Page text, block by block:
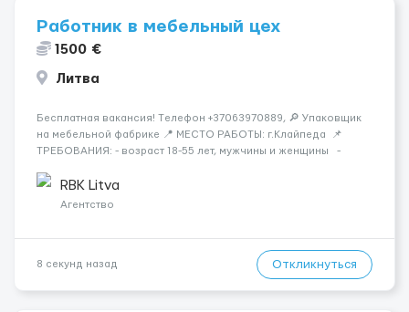
Работник в мебельный цех
1500 €
Литва
Бесплатная вакансия! Tелефон +37063970889, 🔎 Упаковщик
на мебельной фабрике 📍 МЕСТО РАБОТЫ: г.Клайпеда 📌
ТРЕБОВАНИЯ: - возраст 18-55 лет, мужчины и женщины -
час нетто 📃 ОБЯЗАННОСТИ: - с...
RBK Litva
Агентство
8 секунд назад Откликнуться